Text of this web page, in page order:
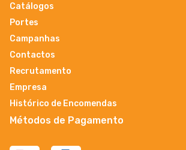
Catálogos
Portes
Campanhas
Contactos
Recrutamento
Empresa
Histórico de Encomendas
Métodos de Pagamento